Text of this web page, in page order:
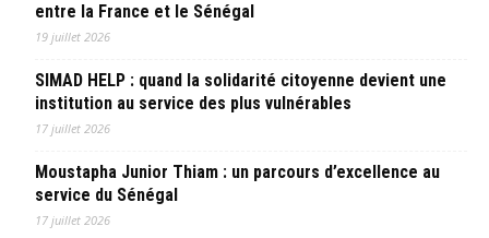
entre la France et le Sénégal
19 juillet 2026
SIMAD HELP : quand la solidarité citoyenne devient une
institution au service des plus vulnérables
17 juillet 2026
Moustapha Junior Thiam : un parcours d’excellence au
service du Sénégal
17 juillet 2026